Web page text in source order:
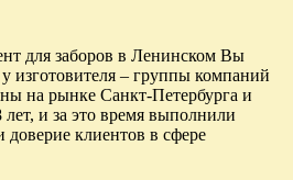
для заборов в Ленинском Вы
изготовителя – группы компаний
на рынке Санкт-Петербурга и
и за это время выполнили
доверие клиентов в сфере